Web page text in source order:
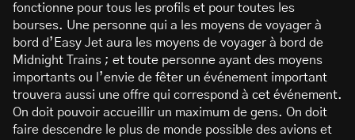
fonctionne pour tous les profils et pour toutes les
bourses. Une personne qui a les moyens de voyager à
bord d’Easy Jet aura les moyens de voyager à bord de
Midnight Trains ; et toute personne ayant des moyens
importants ou l’envie de fêter un événement important
trouvera aussi une offre qui correspond à cet événement.
On doit pouvoir accueillir un maximum de gens. On doit
faire descendre le plus de monde possible des avions et